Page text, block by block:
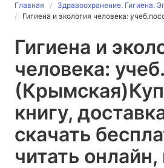
Главная
Здравоохранение. Гигиена.
Гигиена и экология человека:
Гигиена и
человека:
(Крымская)
книгу,
скачать
читать онлайн,